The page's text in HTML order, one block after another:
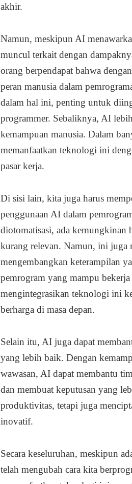
akhir.
Namun, meskipun AI
muncul terkait dengan
orang berpendapat bahwa
peran manusia dalam
dalam hal ini, penting untuk
programmer. Sebaliknya, AI
kemampuan manusia. Dalam
memanfaatkan teknologi ini
pasar kerja.
Di sisi lain, kita juga harus
penggunaan AI dalam
diotomatisasi, ada kemungkinan
kurang relevan. Namun, ini juga
mengembangkan keterampilan
pemrogram yang mampu
mengintegrasikan teknologi ini
berharga di masa depan.
Selain itu, AI juga dapat
yang lebih baik. Dengan
wawasan, AI dapat membantu
dan membuat keputusan yang
produktivitas, tetapi juga
inovatif.
Secara keseluruhan, meskipun
telah mengubah cara kita